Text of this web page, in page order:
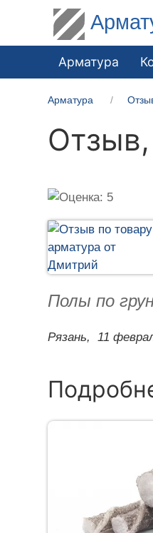
Арматура
Арматура
Отзыв,
Полы по
Рязань, 11